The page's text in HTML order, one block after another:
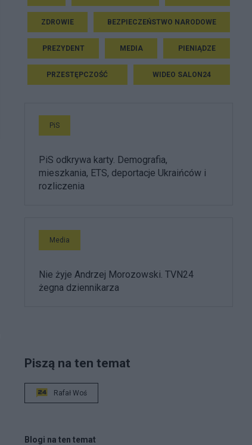
ZDROWIE BEZPIECZEŃSTWO NARODOWE
PREZYDENT MEDIA PIENIĄDZE
PRZESTĘPCZOŚĆ WIDEO SALON24
PiS
PiS odkrywa karty. Demografia,
mieszkania, ETS, deportacje Ukraińców i
rozliczenia
Media
Nie żyje Andrzej Morozowski. TVN24
żegna dziennikarza
Piszą na ten temat
Rafał Woś
Blogi na ten temat